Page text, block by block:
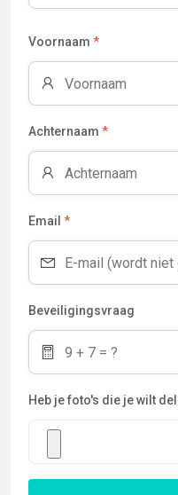
Voornaam *
Achternaam *
Email *
Beveiligingsvraag
Heb je foto's die je wilt